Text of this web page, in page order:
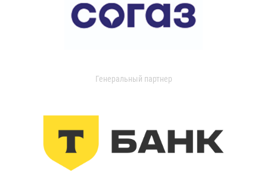
Генеральный партнер